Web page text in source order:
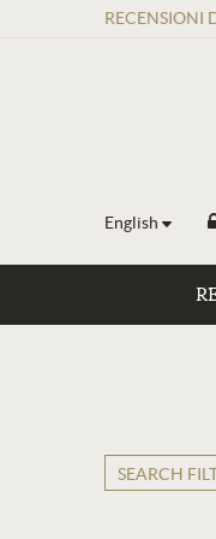
RECENSIONI
English
SEARCH